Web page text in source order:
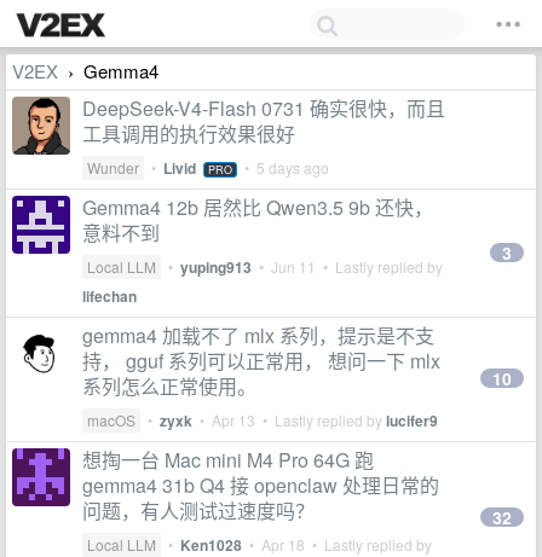
V2EX › Gemma4
DeepSeek-V4-Flash 0731 确实很快，而且
工具调用的执行效果很好
Wunder • Livid PRO • 5 days ago
Gemma4 12b 居然比 Qwen3.5 9b 还快，
意料不到
Local LLM • yuping913 • Jun 11 • Lastly replied by
lifechan
3
gemma4 加载不了 mlx 系列，提示是不支
持， gguf 系列可以正常用， 想问一下 mlx
系列怎么正常使用。
macOS • zyxk • Apr 13 • Lastly replied bylucifer9
10
想掏一台 Mac mini M4 Pro 64G 跑
gemma4 31b Q4 接 openclaw 处理日常的
问题，有人测试过速度吗？
Local LLM • Ken1028 • Apr 18 • Lastly replied by
32